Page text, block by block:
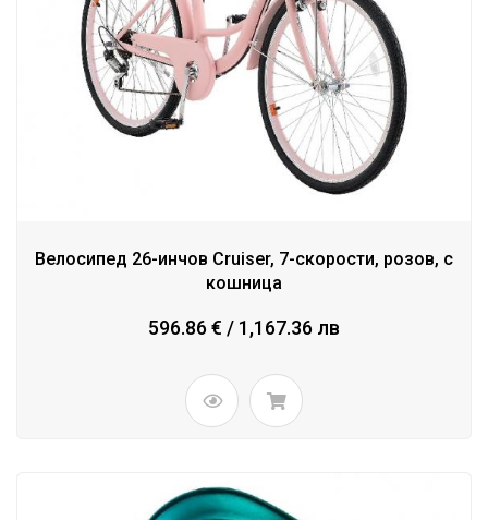
Велосипед 26-инчов Cruiser, 7-скорости, розов, с
кошница
596.86 € / 1,167.36 лв